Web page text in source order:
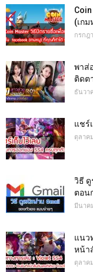
(เกม
กรกฎ
พาส่
ติดต
ธันวา
แชร์
ตุลาค
วิธี
ตอน
มีนาค
แนว
หน้า
ตุลาค